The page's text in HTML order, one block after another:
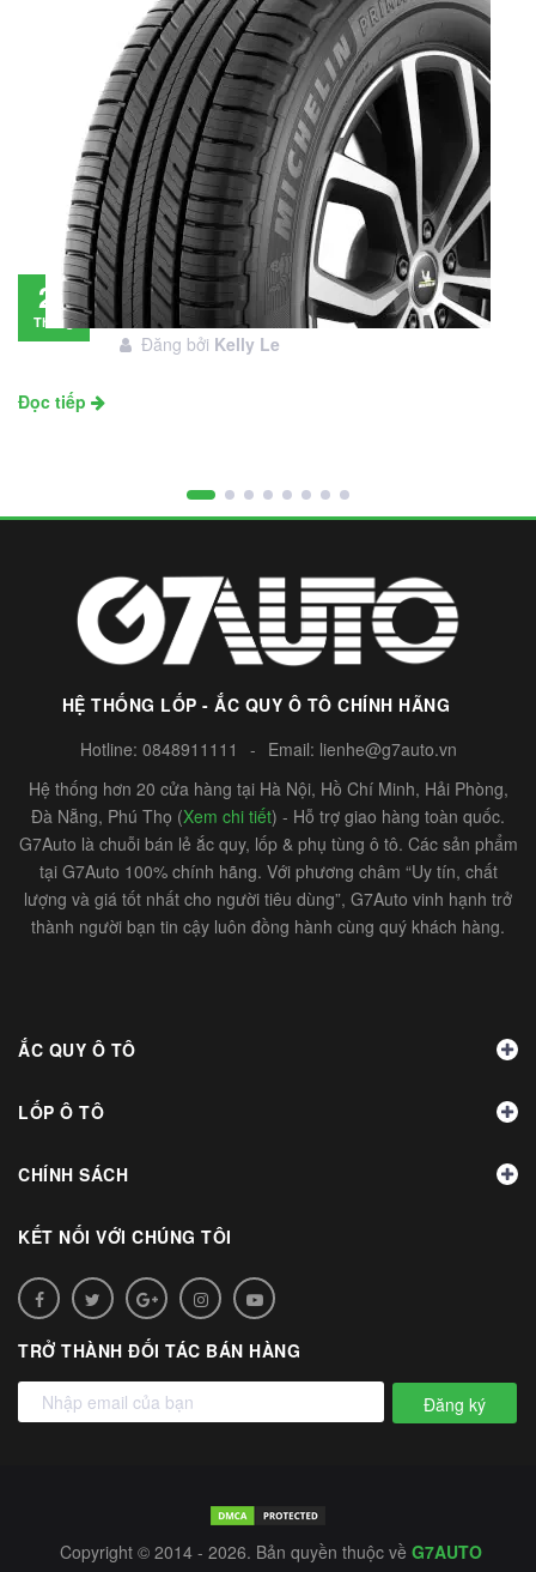
28
Tháng
Đánh giá lốp Michelin Primacy SUV: Đáng
đầu tư không?
Đăng bởi Kelly Le
Đọc tiếp
HỆ THỐNG LỐP - ẮC QUY Ô TÔ CHÍNH HÃNG
Hotline: 0848911111 - Email: lienhe@g7auto.vn
Hệ thống hơn 20 cửa hàng tại Hà Nội, Hồ Chí Minh, Hải Phòng,
Đà Nẵng, Phú Thọ (Xem chi tiết) - Hỗ trợ giao hàng toàn quốc.
G7Auto là chuỗi bán lẻ ắc quy, lốp & phụ tùng ô tô. Các sản phẩm
tại G7Auto 100% chính hãng. Với phương châm “Uy tín, chất
lượng và giá tốt nhất cho người tiêu dùng”, G7Auto vinh hạnh trở
thành người bạn tin cậy luôn đồng hành cùng quý khách hàng.
ẮC QUY Ô TÔ
LỐP Ô TÔ
CHÍNH SÁCH
KẾT NỐI VỚI CHÚNG TÔI
TRỞ THÀNH ĐỐI TÁC BÁN HÀNG
Đăng ký
Copyright © 2014 - 2026. Bản quyền thuộc về G7AUTO